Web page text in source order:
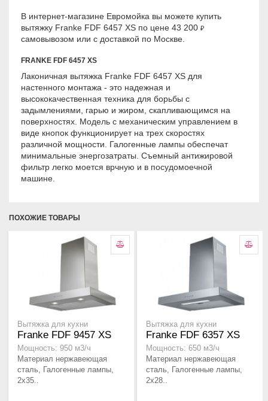
В интернет-магазине Евромойка вы можете купить
вытяжку Franke FDF 6457 XS по цене 43 200 ₽
самовывозом или с доставкой по Москве.
FRANKE FDF 6457 XS
Лаконичная вытяжка Franke FDF 6457 XS для
настенного монтажа - это надежная и
высококачественная техника для борьбы с
задымлениями, гарью и жиром, скапливающимся на
поверхностях. Модель с механическим управлением в
виде кнопок функционирует на трех скоростях
различной мощности. Галогенные лампы обеспечат
минимальные энергозатраты. Съемный антижировой
фильтр легко моется врчную и в посудомоечной
машине.
ПОХОЖИЕ ТОВАРЫ
Вытяжка для кухни
Franke FDF 9457 XS
Мощность: 950 м3/ч
Материал нержавеющая
сталь, Галогенные лампы,
2x35..
Вытяжка для кухни
Franke FDF 6357 XS
Мощность: 650 м3/ч
Материал нержавеющая
сталь, Галогенные лампы,
2x28..